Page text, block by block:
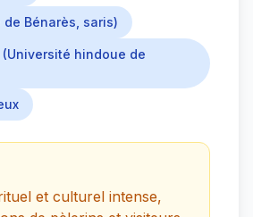
Bénarès, saris)
hindoue de
et culturel intense,